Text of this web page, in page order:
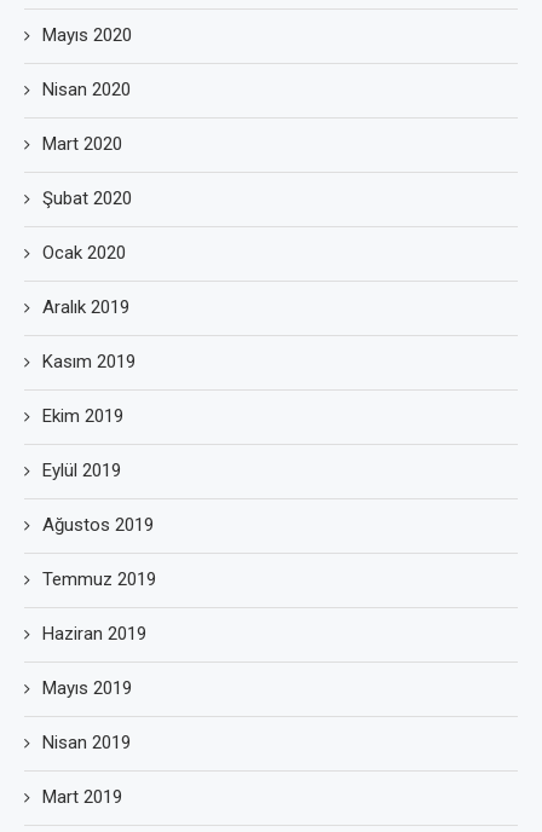
Mayıs 2020
Nisan 2020
Mart 2020
Şubat 2020
Ocak 2020
Aralık 2019
Kasım 2019
Ekim 2019
Eylül 2019
Ağustos 2019
Temmuz 2019
Haziran 2019
Mayıs 2019
Nisan 2019
Mart 2019